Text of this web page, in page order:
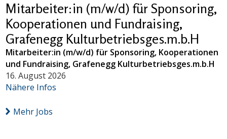
Mitarbeiter:in (m/w/d) für Sponsoring,
Kooperationen und Fundraising,
Grafenegg Kulturbetriebsges.m.b.H
Mitarbeiter:in (m/w/d) für Sponsoring, Kooperationen
und Fundraising, Grafenegg Kulturbetriebsges.m.b.H
16. August 2026
Nähere Infos
Mehr Jobs